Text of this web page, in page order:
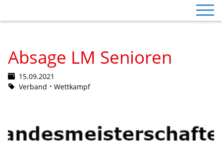
Absage LM Senioren
15.09.2021
Verband
Wettkampf